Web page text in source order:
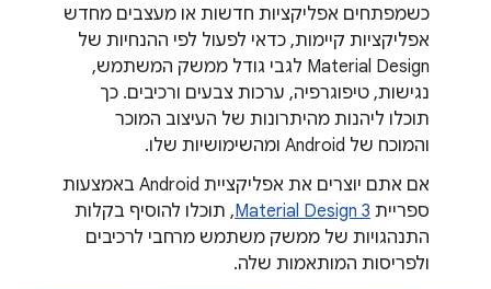
כשמפתחים אפליקציות חדשות או מעצבים מחדש
אפליקציות קיימות, כדאי לפעול לפי ההנחיות של
Material Design לגבי גודל ממשק המשתמש,
נגישות, טיפוגרפיה, ערכות צבעים ורכיבים. כך
תוכלו ליהנות מהיתרונות של העיצוב המוכר
והמוכח של Android ומהשימושיות שלו.
אם אתם יוצרים את אפליקציית Android באמצעות
ספריית Material Design 3, תוכלו להוסיף בקלות
התנהגויות של ממשק משתמש מרחבי לרכיבים
ולפריסות המותאמות שלה.